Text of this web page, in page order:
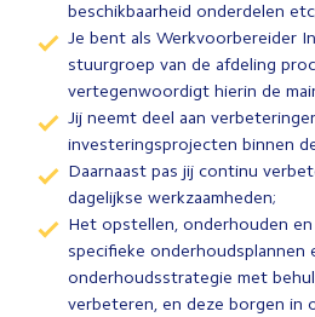
beschikbaarheid onderdelen
Je bent als Werkvoorbereider
stuurgroep van de afdeling
vertegenwoordigt hierin de
Jij neemt deel aan
investeringsprojecten binnen
Daarnaast pas jij continu
dagelijkse werkzaamheden;
Het opstellen, onderhouden
specifieke onderhoudsplannen
onderhoudsstrategie met
verbeteren, en deze borgen in